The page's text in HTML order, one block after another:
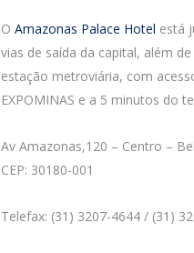
O Amazonas Palace Hotel está
vias de saída da capital, além
estação metroviária, com
EXPOMINAS e a 5 minutos do
Av Amazonas,120 – Centro –
CEP: 30180-001
Telefax: (31) 3207-4644 / (31)